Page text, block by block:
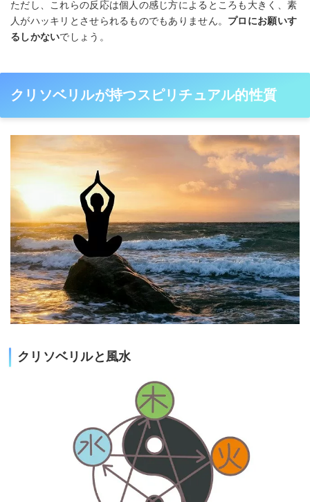
ただし、これらの反応は個人の感じ方によるところも大きく、素
人がハッキリとさせられるものでもありません。 プロにお願いす
るしかないでしょう。
クリソベリルが持つスピリチュアル的性質
クリソベリルと風水